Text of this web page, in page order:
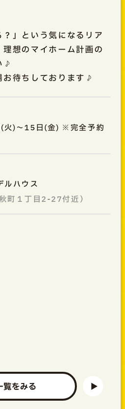
？」という気になるリア
想のマイホーム計画の
♪
お待ちしております♪
)～15日(金) ※完全予約
ルハウス
町１丁目2-27付近）
覧をみる